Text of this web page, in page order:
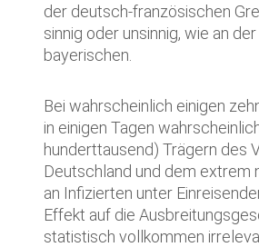
der deutsch-französischen
sinnig oder unsinnig, wie an
bayerischen.
Bei wahrscheinlich einigen
in einigen Tagen
hunderttausend) Trägern des
Deutschland und dem extrem
an Infizierten unter
Effekt auf die
statistisch vollkommen